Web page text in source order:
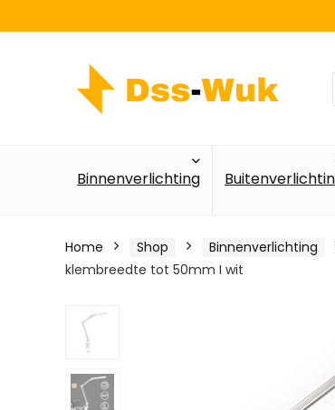
Binnenverlichting
Home Shop Binnenverlichting
klembreedte tot 50mm I wit